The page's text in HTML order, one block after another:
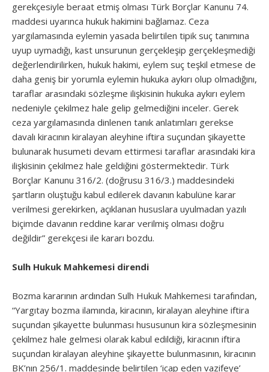
gerekçesiyle beraat etmiş olması Türk Borçlar Kanunu 74.
maddesi uyarınca hukuk hakimini bağlamaz. Ceza
yargılamasında eylemin yasada belirtilen tipik suç tanımına
uyup uymadığı, kast unsurunun gerçekleşip gerçekleşmediği
değerlendirilirken, hukuk hakimi, eylem suç teşkil etmese de
daha geniş bir yorumla eylemin hukuka aykırı olup olmadığını,
taraflar arasındaki sözleşme ilişkisinin hukuka aykırı eylem
nedeniyle çekilmez hale gelip gelmediğini inceler. Gerek
ceza yargılamasında dinlenen tanık anlatımları gerekse
davalı kiracının kiralayan aleyhine iftira suçundan şikayette
bulunarak husumeti devam ettirmesi taraflar arasındaki kira
ilişkisinin çekilmez hale geldiğini göstermektedir. Türk
Borçlar Kanunu 316/2. (doğrusu 316/3.) maddesindeki
şartların oluştuğu kabul edilerek davanın kabulüne karar
verilmesi gerekirken, açıklanan hususlara uyulmadan yazılı
biçimde davanın reddine karar verilmiş olması doğru
değildir” gerekçesi ile kararı bozdu.
Sulh Hukuk Mahkemesi direndi
Bozma kararının ardından Sulh Hukuk Mahkemesi tarafından,
“Yargıtay bozma ilamında, kiracının, kiralayan aleyhine iftira
suçundan şikayette bulunması hususunun kira sözleşmesinin
çekilmez hale gelmesi olarak kabul edildiği, kiracının iftira
suçundan kiralayan aleyhine şikayette bulunmasının, kiracının
BK’nın 256/1. maddesinde belirtilen ‘icap eden vazifeye’